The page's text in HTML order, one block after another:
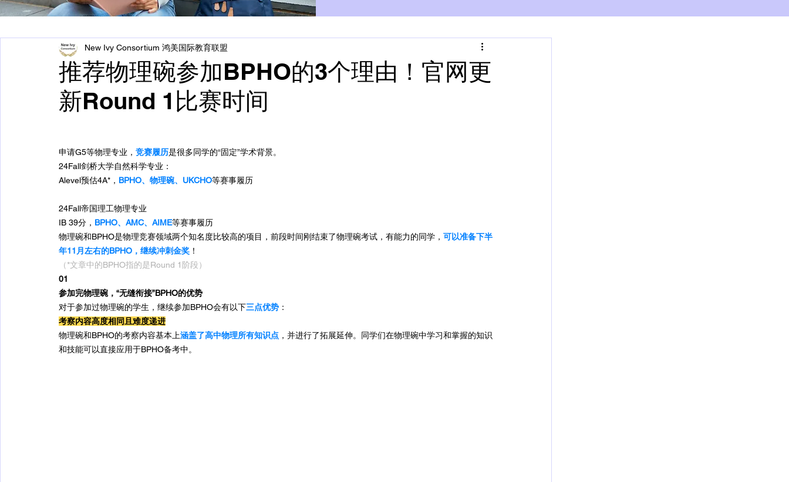
推荐物理碗参加BPHO的3个理由！官网更
新Round 1比赛时间
New Ivy Consortium 鸿美国际教育联盟
申请G5等物理专业， 竞赛履历是很多同学的“固定”学术背景。
24Fall剑桥大学自然科学专业：
Alevel预估4A*， BPHO、物理碗、UKCHO等赛事履历
24Fall帝国理工物理专业
IB 39分， BPHO、AMC、AIME等赛事履历
物理碗和BPHO是物理竞赛领域两个知名度比较高的项目，前段时间刚结束了物理碗考试，有能力的同学， 可以准备下半
年11月左右的BPHO，继续冲刺金奖 ！
（*文章中的BPHO指的是Round 1阶段）
01
参加完物理碗，“无缝衔接”BPHO的优势
对于参加过物理碗的学生，继续参加BPHO会有以下三点优势 ：
考察内容高度相同且难度递进
物理碗和BPHO的考察内容基本上涵盖了高中物理所有知识点 ，并进行了拓展延伸。同学们在物理碗中学习和掌握的知识
和技能可以直接应用于BPHO备考中。